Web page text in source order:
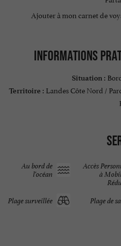
Ajouter à mon carnet de
Informations
Situation :
Territoire : Landes Côte Nord /
Accès
à
Au bord de
l'océan
Plage de
Plage surveillée